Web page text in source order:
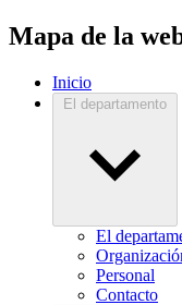
Mapa de la
Inicio
El departamento
El
Personal
Contacto